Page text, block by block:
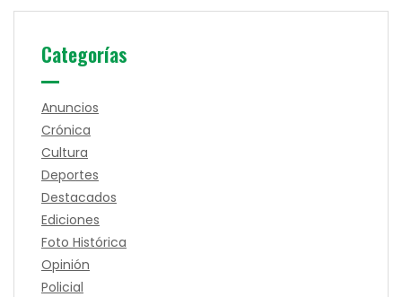
Categorías
Anuncios
Crónica
Cultura
Deportes
Destacados
Ediciones
Foto Histórica
Opinión
Policial